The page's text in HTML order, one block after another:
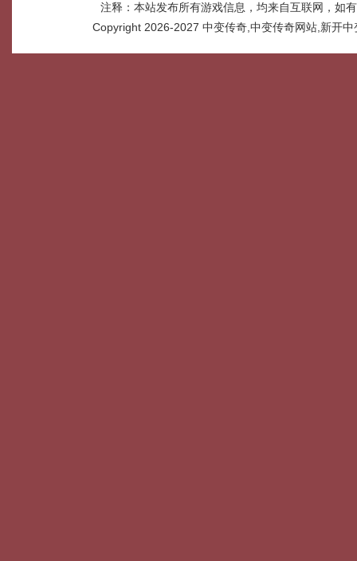
注释：本站发布所有游戏信息，均来自互联网，如
Copyright 2026-2027 中变传奇,中变传奇网站,新开